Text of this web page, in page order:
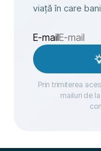
viață în care
E-mail
Prin trimiterea
mailuri de